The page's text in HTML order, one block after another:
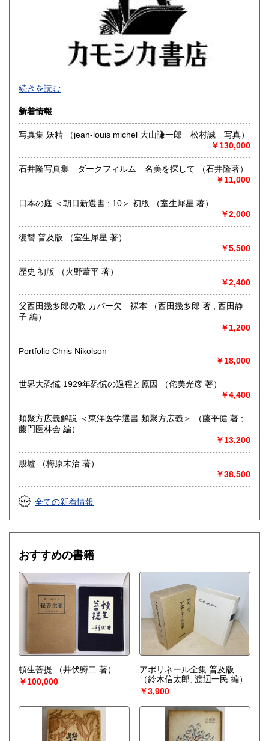
600円 長崎県
大分県
600円 鹿児島県
沖縄県
顔の見えないお取り引きですから、なおいっそう誠実に対応
いたします。迅速・丁寧な発送をいたします。
沿線名：日豊線
最寄駅：JR 大分駅
営業時間：11:00ー20:00
書籍の買取について
ご蔵書の整理をお考えの方、まずはお気軽にお問い合わせく
ださい。
運営費の安い地方だからこそできる高額査定をいたします。
営業中に店舗にお持ち込みいただくことも可能です。
50冊を超える場合は事前にご連絡ください。
大切にされている初版本など、稀少かつ高額な書籍にも対応
いたしております。お気軽にご相談ください。
また、委託販売も可能です。
ご希望の販売価格とともにお気軽にご相談ください。
お気軽にお電話やメール、LINEでご連絡くださいませ。
買取専用LINE @891fglyn
取り扱い分野
総記、哲学宗教、歴史、社会科学、自然科学、美術工芸、国
語国文、外国文学、古典籍、近代文献、趣味、外国書、サブ
続きを読む
新着情報
写真集 妖精 （jean-louis michel 大山謙一郎 松村誠 写真）
￥130,000
石井隆写真集 ダークフィルム 名美を探して （石井隆著）
￥11,000
日本の庭 ＜朝日新選書 ; 10＞ 初版 （室生犀星 著）
￥2,000
復讐 普及版 （室生犀星 著）
￥5,500
歴史 初版 （火野葦平 著）
￥2,400
父西田幾多郎の歌 カバー欠 裸本 （西田幾多郎 著 ; 西田静
子 編）
￥1,200
Portfolio Chris Nikolson
￥18,000
世界大恐慌 1929年恐慌の過程と原因 （侘美光彦 著）
￥4,400
類聚方広義解説 ＜東洋医学選書 類聚方広義＞ （藤平健 著 ;
藤門医林会 編）
￥13,200
殷墟 （梅原末治 著）
￥38,500
全ての新着情報
おすすめの書籍
頓生菩提
（井伏鱒二 著）
￥100,000
アポリネール全集 普及版
（鈴木信太郎, 渡辺一民 編）
￥3,900